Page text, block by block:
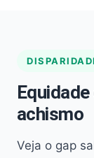
achismo
Veja o gap